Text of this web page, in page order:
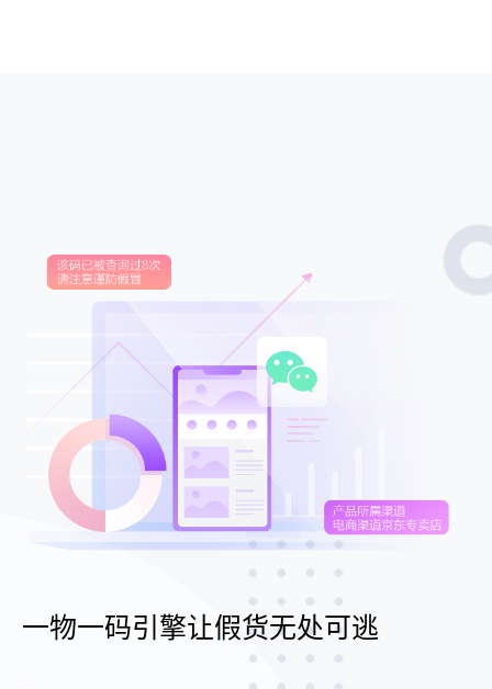
一物一码引擎让假货无处可逃